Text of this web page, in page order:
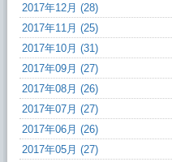
2017年12月 (28)
2017年11月 (25)
2017年10月 (31)
2017年09月 (27)
2017年08月 (26)
2017年07月 (27)
2017年06月 (26)
2017年05月 (27)